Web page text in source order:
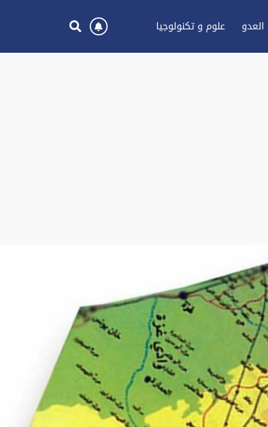
علوم و تكنولوجيا